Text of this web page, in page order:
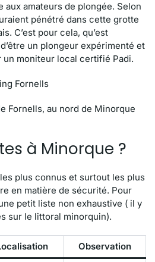
amateurs de plongée. Selon
pénétré dans cette grotte
C’est pour cela, qu’est
un plongeur expérimenté et
un moniteur local certifié Padi.
Fornells
Fornells, au nord de Minorque
à Minorque ?
plus connus et surtout les plus
en matière de sécurité. Pour
petit liste non exhaustive ( il y
sur le littoral minorquin).
Observation